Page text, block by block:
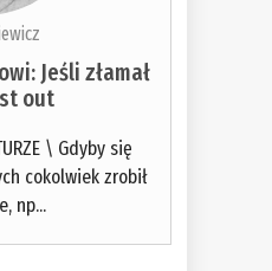
Jeśli złamał
out
\ Gdyby się
cokolwiek zrobił
np...